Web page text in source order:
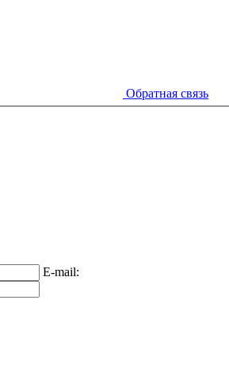
Обратная связь
E-mail: